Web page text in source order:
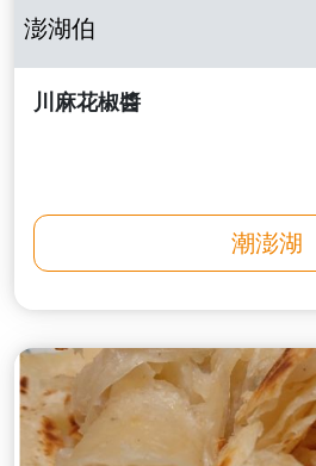
澎湖伯
川麻花椒醬
潮澎湖